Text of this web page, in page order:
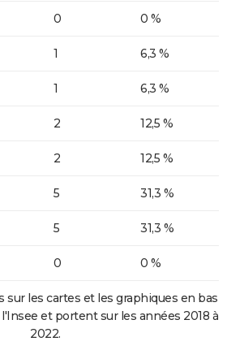
0 0 %
1 6,3 %
1 6,3 %
2 12,5 %
2 12,5 %
5 31,3 %
5 31,3 %
0 0 %
sur les cartes et les graphiques en bas
et portent sur les années 2018 à
2022.